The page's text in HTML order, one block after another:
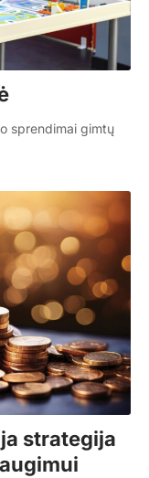
sprendimai gimtų
strategija